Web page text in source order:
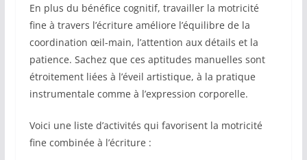
En plus du bénéfice cognitif, travailler la motricité
fine à travers l’écriture améliore l’équilibre de la
coordination œil-main, l’attention aux détails et la
patience. Sachez que ces aptitudes manuelles sont
étroitement liées à l’éveil artistique, à la pratique
instrumentale comme à l’expression corporelle.
Voici une liste d’activités qui favorisent la motricité
fine combinée à l’écriture :